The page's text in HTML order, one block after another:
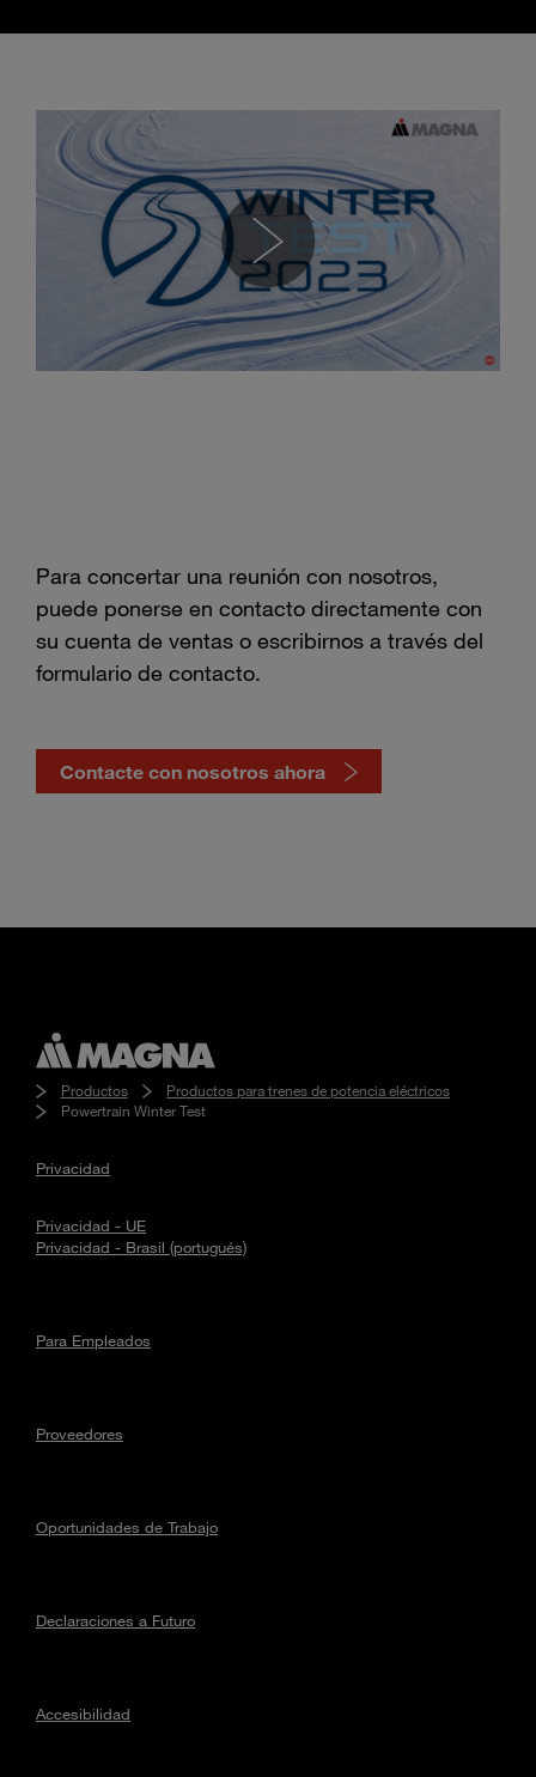
Para concertar una reunión con nosotros,
puede ponerse en contacto directamente con
su cuenta de ventas o escribirnos a través del
formulario de contacto.
Click
here
Contacte con nosotros ahora
Productos
Productos para trenes de potencia eléctricos
Powertrain Winter Test
Privacidad
Privacidad - UE
Privacidad - Brasil (portugués)
Para Empleados
Proveedores
Oportunidades de Trabajo
Declaraciones a Futuro
Accesibilidad